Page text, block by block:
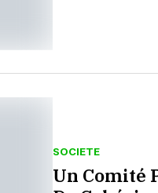
SOCIETE
Un Comité